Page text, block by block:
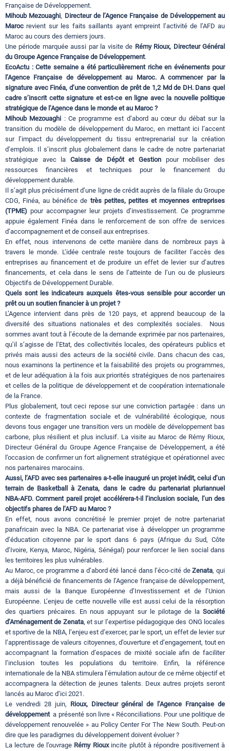
Française de Développement.
Mihoub Mezouaghi, Directeur de l’Agence Française de Développement au
Maroc revient sur les faits saillants ayant empreint l’activité de l’AFD au
Maroc au cours des derniers jours.
Une période marquée aussi par la visite de Rémy Rioux, Directeur Général
du Groupe Agence Française de Développement.
EcoActu : Cette semaine a été particulièrement riche en événements pour
l’Agence Française de développement au Maroc. A commencer par la
signature avec Finéa, d’une convention de prêt de 1,2 Md de DH. Dans quel
cadre s’inscrit cette signature et est-ce en ligne avec la nouvelle politique
stratégique de l’Agence dans le monde et au Maroc ?
Mihoub Mezouaghi : Ce programme est d’abord au cœur du débat sur la
transition du modèle de développement du Maroc, en mettant ici l’accent
sur l’impact du développement du tissu entreprenarial sur la création
d’emplois. Il s’inscrit plus globalement dans le cadre de notre partenariat
stratégique avec laCaisse de Dépôt et Gestionpour mobiliser des
ressources financières et techniques pour le financement du
développement durable.
Il s’agit plus précisément d’une ligne de crédit auprès de la filiale du Groupe
CDG, Finéa, au bénéfice de très petites, petites et moyennes entreprises
(TPME) pour accompagner leur projets d’investissement. Ce programme
appuie également Finéa dans le renforcement de son offre de services
d’accompagnement et de conseil aux entreprises.
En effet, nous intervenons de cette manière dans de nombreux pays à
travers le monde. L’idée centrale reste toujours de faciliter l’accès des
entreprises au financement et de produire un effet de levier sur d’autres
financements, et cela dans le sens de l’atteinte de l’un ou de plusieurs
Objectifs de Développement Durable.
Quels sont les indicateurs auxquels êtes-vous sensible pour accorder un
prêt ou un soutien financier à un projet ?
L’Agence intervient dans près de 120 pays, et apprend beaucoup de la
diversité des situations nationales et des complexités sociales. Nous
sommes avant tout à l’écoute de la demande exprimée par nos partenaires,
qu’il s’agisse de l’Etat, des collectivités locales, des opérateurs publics et
privés mais aussi des acteurs de la société civile. Dans chacun des cas,
nous examinons la pertinence et la faisabilité des projets ou programmes,
et de leur adéquation à la fois aux priorités stratégiques de nos partenaires
et celles de la politique de développement et de coopération internationale
de la France.
Plus globalement, tout ceci repose sur une conviction partagée : dans un
contexte de fragmentation sociale et de vulnérabilité écologique, nous
devons tous engager une transition vers un modèle de développement bas
carbone, plus résilient et plus inclusif. La visite au Maroc de Rémy Rioux,
Directeur Général du Groupe Agence Française de Développement, a été
l’occasion de confirmer un fort alignement stratégique et opérationnel avec
nos partenaires marocains.
Aussi, l’AFD avec ses partenaires a-t-elle inauguré un projet inédit, celui d’un
terrain de Basketball à Zenata, dans le cadre du partenariat pluriannuel
NBA-AFD. Comment pareil projet accélérera-t-il l’inclusion sociale, l’un des
objectifs phares de l’AFD au Maroc ?
En effet, nous avons concrétisé le premier projet de notre partenariat
panafricain avec la NBA. Ce partenariat vise à développer un programme
d’éducation citoyenne par le sport dans 6 pays (Afrique du Sud, Côte
d’Ivoire, Kenya, Maroc, Nigéria, Sénégal) pour renforcer le lien social dans
les territoires les plus vulnérables.
Au Maroc, ce programme a d’abord été lancé dans l’éco-cité deZenata, qui
a déjà bénéficié de financements de l’Agence française de développement,
mais aussi de la Banque Européenne d’Investissement et de l’Union
Européenne. L’enjeu de cette nouvelle ville est aussi celui de la résorption
des quartiers précaires. En nous appuyant sur le pilotage de la Société
d’Aménagement de Zenata, et sur l’expertise pédagogique des ONG locales
et sportive de la NBA, l’enjeu est d’exercer, par le sport, un effet de levier sur
l’apprentissage de valeurs citoyennes, d’ouverture et d’engagement, tout en
accompagnant la formation d’espaces de mixité sociale afin de faciliter
l’inclusion toutes les populations du territoire. Enfin, la référence
internationale de la NBA stimulera l’émulation autour de ce même objectif et
accompagnera la détection de jeunes talents. Deux autres projets seront
lancés au Maroc d’ici 2021.
Le vendredi 28 juin, Rioux, Directeur général de l’Agence Française de
développementa présenté son livre « Réconciliations. Pour une politique de
développement renouvelée » au Policy Center For The New South. Peut-on
dire que les paradigmes du développement doivent évoluer ?
La lecture de l’ouvrage Rémy Riouxincite plutôt à répondre positivement à